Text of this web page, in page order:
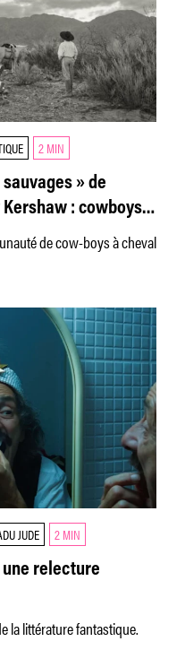
2 MIN
» de
: cowboys
de cow-boys à cheval
JUDE 2 MIN
une relecture
la littérature fantastique.